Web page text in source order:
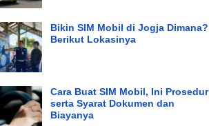
Bikin SIM Mobil di Jogja Dimana?
Berikut Lokasinya
Cara Buat SIM Mobil, Ini Prosedur
serta Syarat Dokumen dan
Biayanya